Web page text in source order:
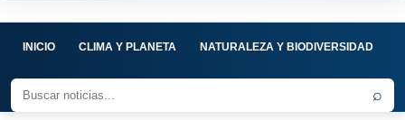
INICIO CLIMA Y PLANETA NATURALEZA Y BIODIVERSIDAD
⌕